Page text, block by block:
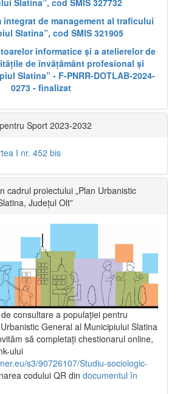
Slatina”, cod SMIS 327732
integrat de management al traficului
Slatina”, cod SMIS 321905
informatice și a atelierelor de
de învățământ profesional și
Slatina” - F-PNRR-DOTLAB-2024-
0273 - finalizat
Sport 2023-2032
I nr. 452 bis
cadrul proiectului „Plan Urbanistic
Județul Olt”
consultare a populaţiei pentru
General al Municipiului Slatina
să completați chestionarul online,
ului
s3/90726107/Studiu-sociologic-
codului QR din documentul în